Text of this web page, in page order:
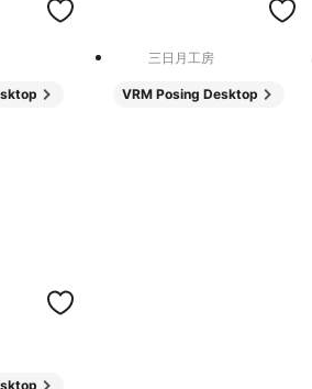
三日月工房
VRM Posing Desktop